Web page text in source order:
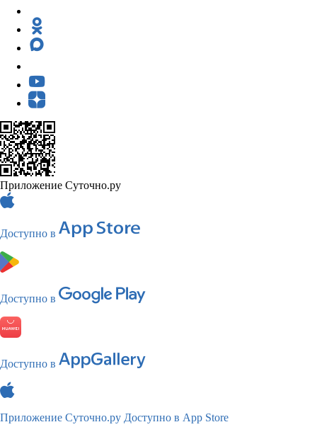
Приложение Суточно.ру
Доступно в
Доступно в
Доступно в
Приложение Суточно.ру Доступно в App Store